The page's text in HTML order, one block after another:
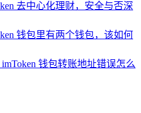
去中心化理财，安全与否深
钱包里有两个钱包，该如何
钱包转账地址错误怎么